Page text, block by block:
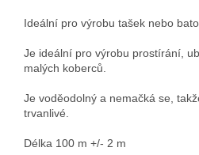
Ideální pro výrobu tašek nebo
Je ideální pro výrobu prostírání,
malých koberců.
Je voděodolný a nemačká se,
trvanlivé.
Délka 100 m +/- 2 m